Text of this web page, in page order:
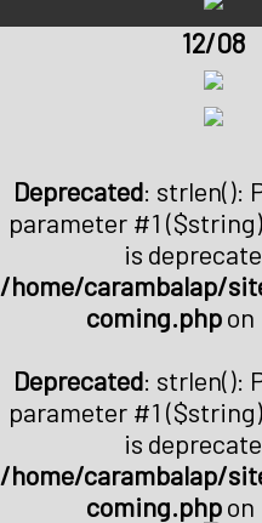
12/08
Deprecated: strlen():
parameter #1
is
/home/carambalap/
coming.phpon
Deprecated: strlen():
parameter #1
is
/home/carambalap/
coming.php